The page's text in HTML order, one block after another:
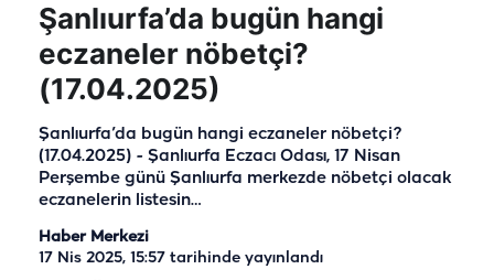
Şanlıurfa’da bugün hangi
eczaneler nöbetçi?
(17.04.2025)
Şanlıurfa’da bugün hangi eczaneler nöbetçi?
(17.04.2025) - Şanlıurfa Eczacı Odası, 17 Nisan
Perşembe günü Şanlıurfa merkezde nöbetçi olacak
eczanelerin listesin…
Haber Merkezi
17 Nis 2025, 15:57 tarihinde yayınlandı